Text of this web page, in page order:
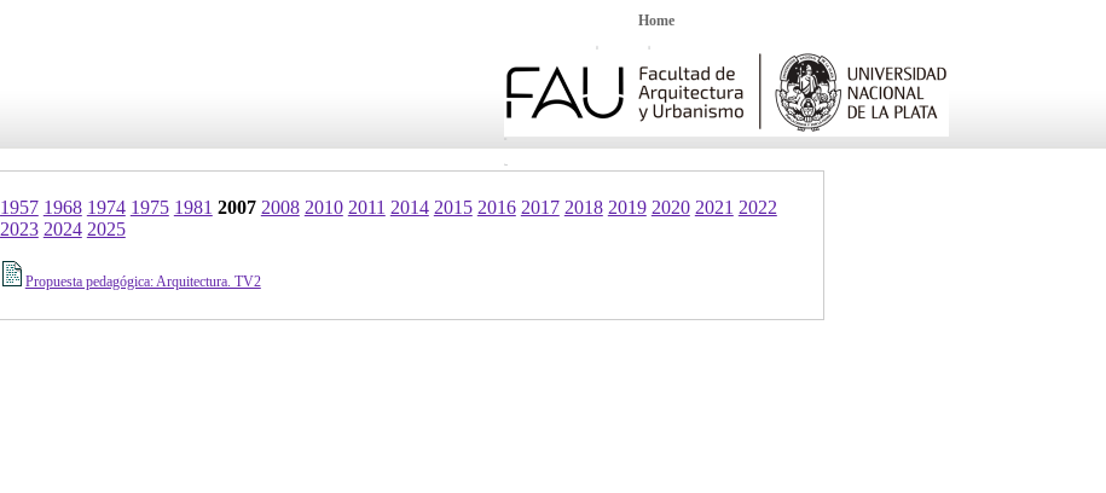
Home
1957 1968 1974 1975 1981 2007 2008 2010 2011 2014 2015 2016 2017 2018 2019 2020 2021 2022
2023 2024 2025
Propuesta pedagógica: Arquitectura. TV2